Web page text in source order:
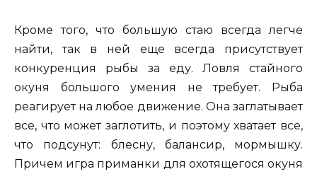
Кроме того, что большую стаю всегда легче
найти, так в ней еще всегда присутствует
конкуренция рыбы за еду. Ловля стайного
окуня большого умения не требует. Рыба
реагирует на любое движение. Она заглатывает
все, что может заглотить, и поэтому хватает все,
что подсунут: блесну, балансир, мормышку.
Причем игра приманки для охотящегося окуня